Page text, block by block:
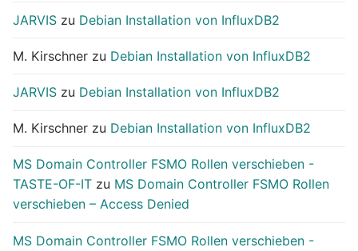
JARVIS zu Debian Installation von InfluxDB2
M. Kirschner zu Debian Installation von InfluxDB2
JARVIS zu Debian Installation von InfluxDB2
M. Kirschner zu Debian Installation von InfluxDB2
MS Domain Controller FSMO Rollen verschieben -
TASTE-OF-IT zu MS Domain Controller FSMO Rollen
verschieben – Access Denied
MS Domain Controller FSMO Rollen verschieben -